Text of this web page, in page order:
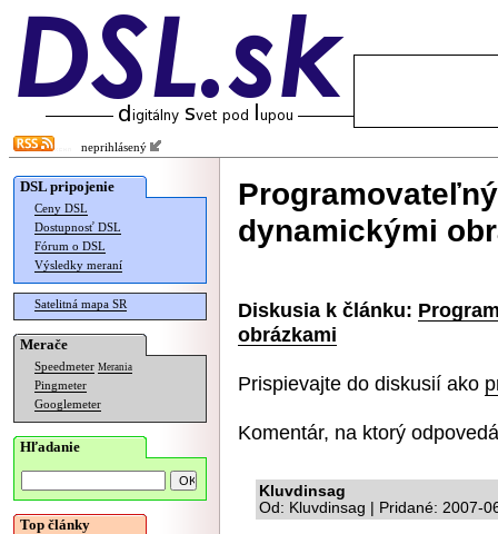
neprihlásený
DSL pripojenie
Ceny DSL
Dostupnosť DSL
Fórum o DSL
Výsledky meraní
Satelitná mapa SR
Merače
Speedmeter Merania
Pingmeter
Googlemeter
Hľadanie
Top články
dynamickými
Diskusia k článku:
obrázkami
Prispievajte do diskusií ako
Komentár, na ktorý
Kluvdinsag
Od: Kluvdinsag | Pridané: 2007-